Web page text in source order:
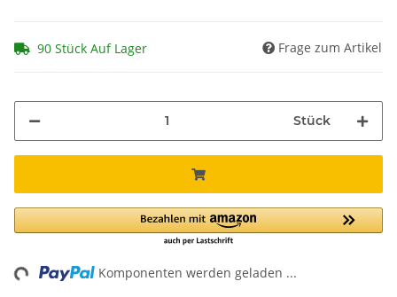
90 Stück Auf Lager Frage zum Artikel
Stück
Komponenten werden geladen ...